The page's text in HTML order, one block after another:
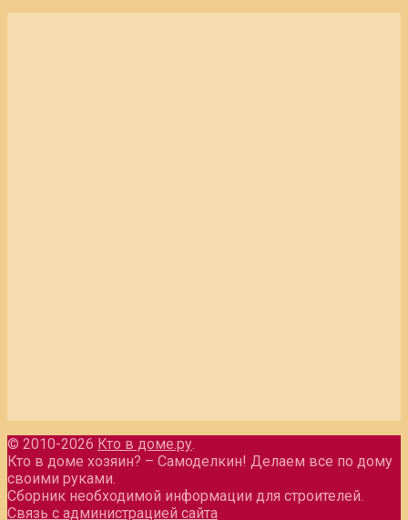
© 2010-2026 Кто в доме.ру.
Кто в доме хозяин? – Самоделкин! Делаем все по дому
своими руками.
Сборник необходимой информации для строителей.
Связь с администрацией сайта